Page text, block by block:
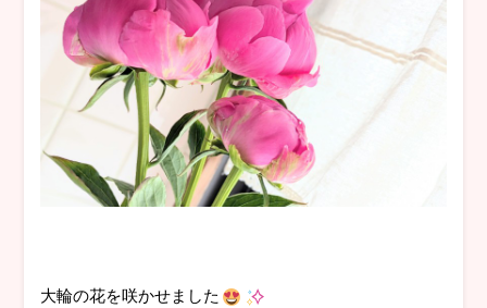
大輪の花を咲かせました